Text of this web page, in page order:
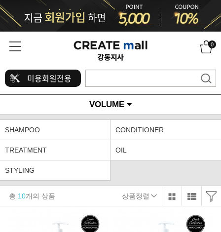
0
미용회원전용
VOLUME
SHAMPOO CONDITIONER
TREATMENT OIL
STYLING
총 10개의 상품 상품정렬